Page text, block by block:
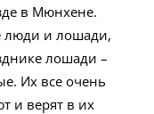
в Мюнхене.
люди и лошади,
лошади –
Их все очень
и верят в их